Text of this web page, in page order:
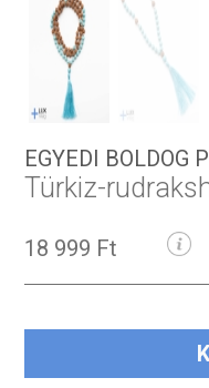
EGYEDI BOLDOG
Türkiz-
18 999 Ft